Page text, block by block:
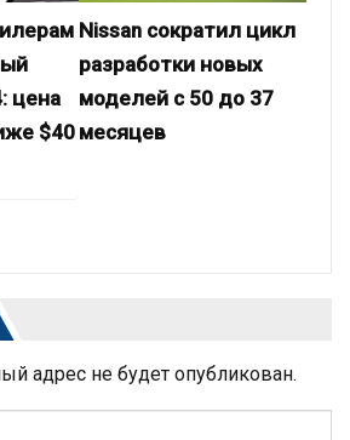
цена
$40
Nissan сократил цикл
разработки новых
моделей с 50 до 37
месяцев
адрес не будет опубликован.